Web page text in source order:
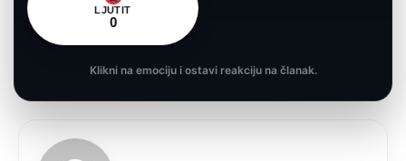
LJUTIT
0
Klikni na emociju i ostavi reakciju na članak.